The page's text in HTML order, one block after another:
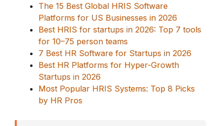
The 15 Best Global HRIS Software
Platforms for US Businesses in 2026
Best HRIS for startups in 2026: Top 7 tools
for 10–75 person teams
7 Best HR Software for Startups in 2026
Best HR Platforms for Hyper-Growth
Startups in 2026
Most Popular HRIS Systems: Top 8 Picks
by HR Pros